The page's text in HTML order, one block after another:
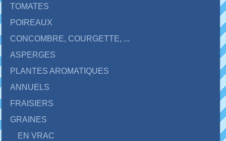
TOMATES
POIREAUX
CONCOMBRE, COURGETTE, ...
ASPERGES
PLANTES AROMATIQUES
ANNUELS
FRAISIERS
GRAINES
EN VRAC